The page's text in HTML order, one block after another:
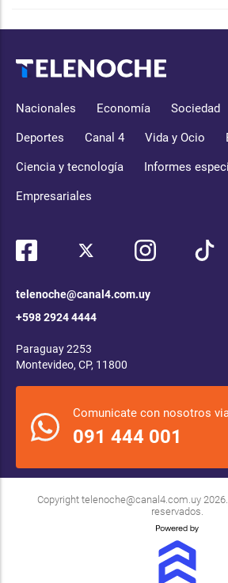
Nacionales Economía Sociedad
Deportes Canal 4 Vida y Ocio
Ciencia y tecnología Informes
Empresariales
telenoche@canal4.com.uy
+598 2924 4444
Paraguay 2253
Montevideo, CP, 11800
Comunicate con nosotros
091 444 001
Copyright telenoche@canal4.com.uy
reservados.